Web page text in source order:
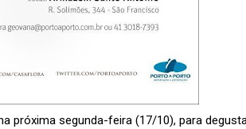
próxima segunda-feira (17/10), para